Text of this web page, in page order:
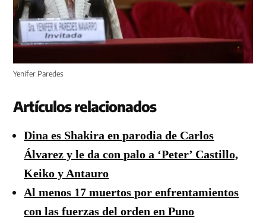
Yenifer Paredes
Artículos relacionados
Dina es Shakira en parodia de Carlos
Álvarez y le da con palo a ‘Peter’ Castillo,
Keiko y Antauro
Al menos 17 muertos por enfrentamientos
con las fuerzas del orden en Puno